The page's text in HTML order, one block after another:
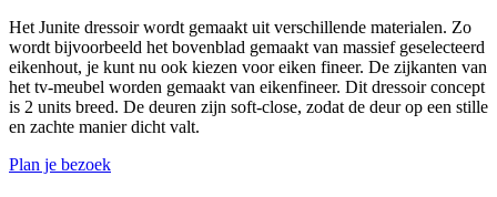
Het Junite dressoir wordt gemaakt uit verschillende materialen. Zo
wordt bijvoorbeeld het bovenblad gemaakt van massief geselecteerd
eikenhout, je kunt nu ook kiezen voor eiken fineer. De zijkanten van
het tv-meubel worden gemaakt van eikenfineer. Dit dressoir concept
is 2 units breed. De deuren zijn soft-close, zodat de deur op een stille
en zachte manier dicht valt.
Plan je bezoek